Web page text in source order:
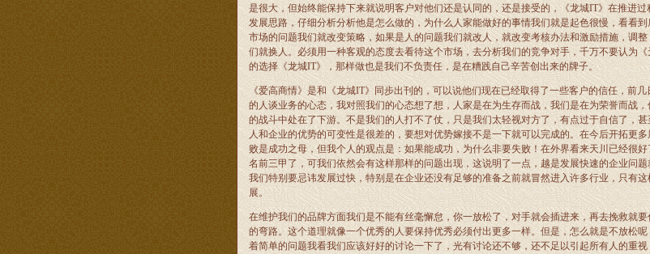
是很大，但始终能保持下来就说明客户对他们还是认同的，还是接受的，《龙城IT》在推进过
发展思路，仔细分析分析他是怎么做的，为什么人家能做好的事情我们就是起色很慢，看看
市场的问题我们就改变策略，如果是人的问题我们就改人，就改变考核办法和激励措施，调整
们就换人。必须用一种客观的态度去看待这个市场，去分析我们的竞争对手，千万不要认为
的选择《龙城IT》，那样做也是我们不负责任，是在糟践自己辛苦创出来的牌子。
《爱高商情》是和《龙城IT》同步出刊的，可以说他们现在已经取得了一些客户的信任，前
的人谈业务的心态，我对照我们的心态想了想，人家是在为生存而战，我们是在为荣誉而战，
的战斗中处在了下游。不是我们的人打不了仗，只是我们太轻视对方了，有点过于自信了，
人和企业的优势的可变性是很差的，要想对优势嫁接不是一下就可以完成的。在今后开拓更
败是成功之母，但我个人的观点是：如果能成功，为什么非要失败！在外界看来天川已经很
名前三甲了，可我们依然会有这样那样的问题出现，这说明了一点，越是发展快速的企业问题
我们特别要忌讳发展过快，特别是在企业还没有足够的准备之前就冒然进入许多行业，只有
展。
在维护我们的品牌方面我们是不能有丝毫懈怠，你一放松了，对手就会插进来，再去挽救就
的弯路。这个道理就像一个优秀的人要保持优秀必须付出更多一样。但是，怎么就是不放松
着简单的问题我看我们应该好好的讨论一下了，光有讨论还不够，还不足以引起所有人的重